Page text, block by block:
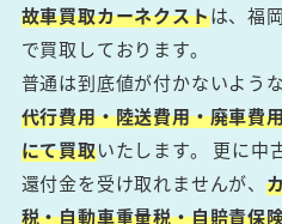
故車買取カーネクストは、福
で買取しております。
普通は到底値が付かないよう
代行費用・陸送費用・廃車費
にて買取いたします。 更に中
還付金を受け取れませんが、
税・自動車重量税・自賠責保